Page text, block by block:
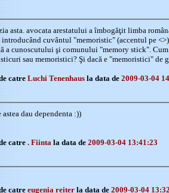
asta. avocata arestatului a îmbogăţit limba
introducând cuvântul "memoristic" (accentul pe <
a cunoscutului şi comunului "memory stick".
sau memoristici? Şi dacă e "memoristici" de
catreLuchi Tenenhaus la data de 2009-03-04
dau dependenta :))
catre. Fiinta la data de 2009-03-04 13:41:23
catreeugenia reiter la data de 2009-03-04